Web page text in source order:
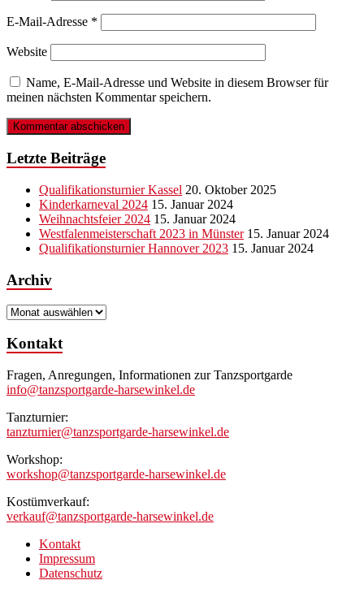
E-Mail-Adresse *
Website
Name, E-Mail-Adresse und Website in diesem Browser für
meinen nächsten Kommentar speichern.
Letzte Beiträge
Qualifikationsturnier Kassel 20. Oktober 2025
Kinderkarneval 2024 15. Januar 2024
Weihnachtsfeier 2024 15. Januar 2024
Westfalenmeisterschaft 2023 in Münster 15. Januar 2024
Qualifikationsturnier Hannover 2023 15. Januar 2024
Archiv
Archiv
Kontakt
Fragen, Anregungen, Informationen zur Tanzsportgarde
info@tanzsportgarde-harsewinkel.de
Tanzturnier:
tanzturnier@tanzsportgarde-harsewinkel.de
Workshop:
workshop@tanzsportgarde-harsewinkel.de
Kostümverkauf:
verkauf@tanzsportgarde-harsewinkel.de
Kontakt
Impressum
Datenschutz